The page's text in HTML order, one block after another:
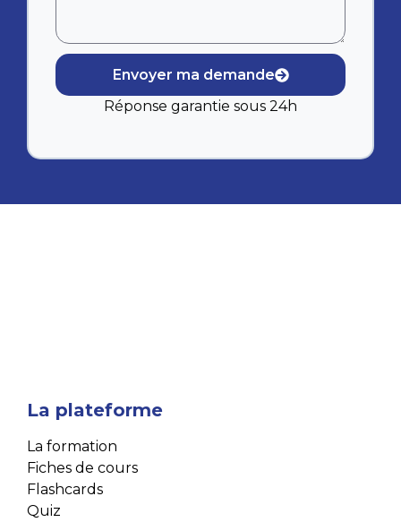
Envoyer ma demande
Réponse garantie sous 24h
La plateforme
La formation
Fiches de cours
Flashcards
Quiz